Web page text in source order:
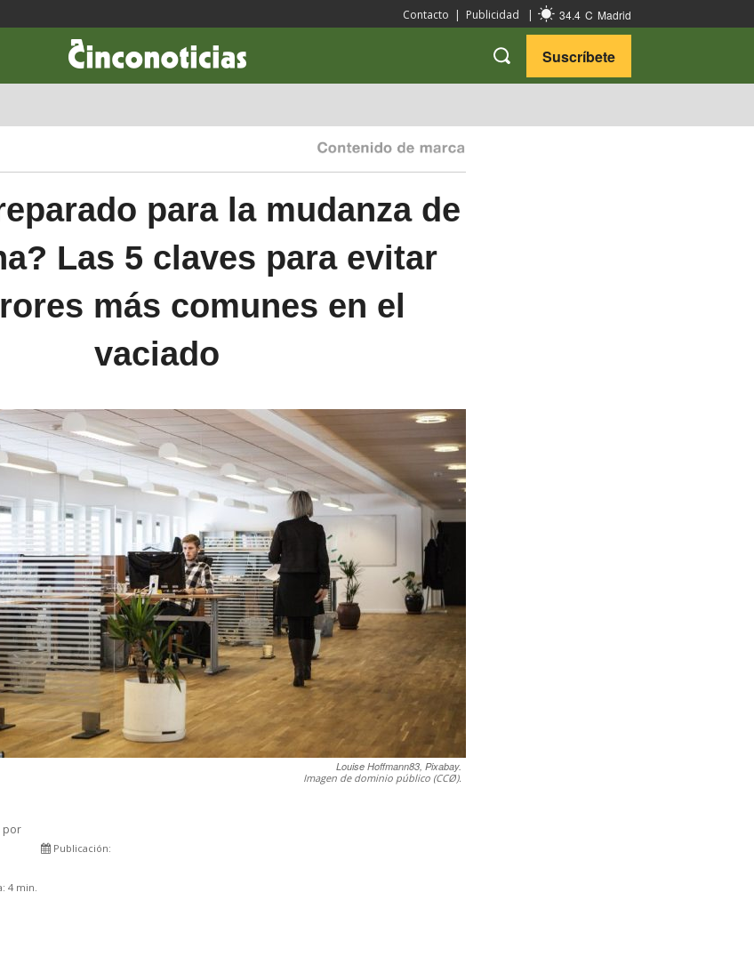
Contacto | Publicidad | 34.4 C Madrid
Suscríbete
para la mudanza de
Las 5 claves para evitar
más comunes en el
vaciado
Louise Hoffmann83, Pixabay.
Imagen de dominio público (CCØ).
por
Publicación:
4 min.